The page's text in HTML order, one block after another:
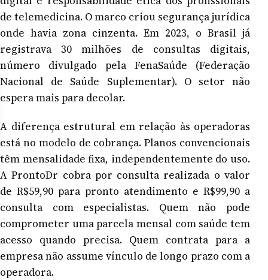
de telemedicina. O marco criou segurança jurídica
onde havia zona cinzenta. Em 2023, o Brasil já
registrava 30 milhões de consultas digitais,
número divulgado pela FenaSaúde (Federação
Nacional de Saúde Suplementar). O setor não
espera mais para decolar.
A diferença estrutural em relação às operadoras
está no modelo de cobrança. Planos convencionais
têm mensalidade fixa, independentemente do uso.
A ProntoDr cobra por consulta realizada o valor
de R$59,90 para pronto atendimento e R$99,90 a
consulta com especialistas. Quem não pode
comprometer uma parcela mensal com saúde tem
acesso quando precisa. Quem contrata para a
empresa não assume vínculo de longo prazo com a
operadora.